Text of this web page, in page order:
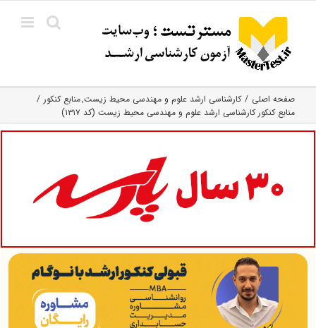
content
صفحه اصلی کارشناسی ارشد علوم و مهندسی محیط زیست منابع کنکور
منابع کنکور کارشناسی ارشد علوم و مهندسی محیط زیست (کد ۱۳۱۷)